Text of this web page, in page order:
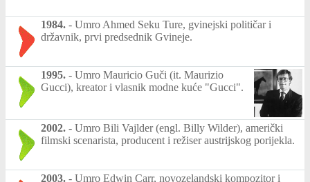
1984. - Umro Ahmed Seku Ture, gvinejski političar i
državnik, prvi predsednik Gvineje.
1995. - Umro Mauricio Guči (it. Maurizio
Gucci), kreator i vlasnik modne kuće "Gucci".
2002. - Umro Bili Vajlder (engl. Billy Wilder), američki
filmski scenarista, producent i režiser austrijskog porijekla.
2003. - Umro Edwin Carr, novozelandski kompozitor i